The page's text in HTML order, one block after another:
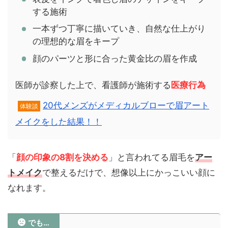
する施術
一本ずつ丁寧に描いていき、自然な仕上がり
の理想的な眉をキープ
顔のパーツと形に合った黄金比の眉を作成
医師が診察した上で、看護師が施術する 医療行為
体験談
20代メンズがメディカルブローで眉アート
メイクをした結果！！
「 顔の印象の8割を決める 」と言われてる眉毛をアー
トメイクで整えるだけで、想像以上にかっこいい顔に
なれます。
でも…